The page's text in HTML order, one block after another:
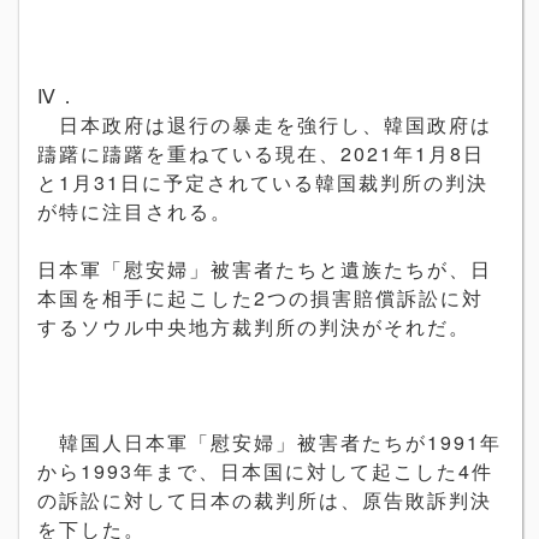
Ⅳ ．
日本政府は退行の暴走を強行し、韓国政府は
躊躇に躊躇を重ねている現在、 2021 年1 月 8 日
と 1 月 31 日に予定されている韓国裁判所の判決
が特に注目される。
日本軍「慰安婦」被害者たちと遺族たちが、日
本国を相手に起こした2つの損害賠償訴訟に対
するソウル中央地方裁判所の判決がそれだ。
韓国人日本軍「慰安婦」被害者たちが1991 年
から 1993年まで、日本国に対して起こした4件
の訴訟に対して日本の裁判所は、原告敗訴判決
を下した。